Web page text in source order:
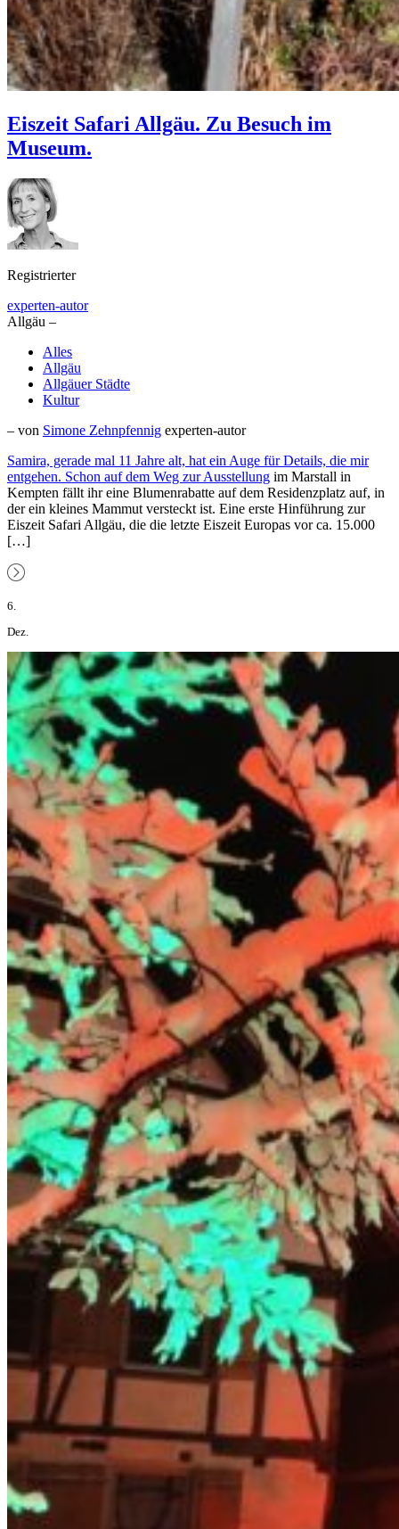
Eiszeit Safari Allgäu. Zu Besuch im
Museum.
Registrierter
experten-autor
Allgäu –
Alles
Allgäu
Allgäuer Städte
Kultur
– von Simone Zehnpfennig experten-autor
Samira, gerade mal 11 Jahre alt, hat ein Auge für Details, die mir
entgehen. Schon auf dem Weg zurAusstellung im Marstall in
Kempten fällt ihr eine Blumenrabatte auf dem Residenzplatz auf, in
der ein kleines Mammut versteckt ist. Eine erste Hinführung zur
Eiszeit Safari Allgäu, die die letzte Eiszeit Europas vor ca. 15.000
[…]
6.
Dez.